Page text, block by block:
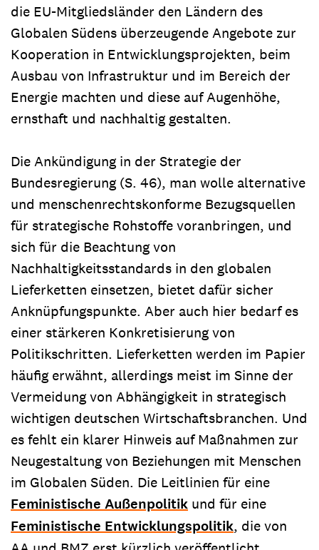
die EU-Mitgliedsländer den Ländern des
Globalen Südens überzeugende Angebote zur
Kooperation in Entwicklungsprojekten, beim
Ausbau von Infrastruktur und im Bereich der
Energie machten und diese auf Augenhöhe,
ernsthaft und nachhaltig gestalten.
Die Ankündigung in der Strategie der
Bundesregierung (S. 46), man wolle alternative
und menschenrechtskonforme Bezugsquellen
für strategische Rohstoffe voranbringen, und
sich für die Beachtung von
Nachhaltigkeitsstandards in den globalen
Lieferketten einsetzen, bietet dafür sicher
Anknüpfungspunkte. Aber auch hier bedarf es
einer stärkeren Konkretisierung von
Politikschritten. Lieferketten werden im Papier
häufig erwähnt, allerdings meist im Sinne der
Vermeidung von Abhängigkeit in strategisch
wichtigen deutschen Wirtschaftsbranchen. Und
es fehlt ein klarer Hinweis auf Maßnahmen zur
Neugestaltung von Beziehungen mit Menschen
im Globalen Süden. Die Leitlinien für eine
Feministische Außenpolitik und für eine
Feministische Entwicklungspolitik, die von